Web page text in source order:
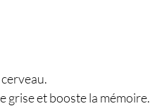
grise et booste la mémoire.